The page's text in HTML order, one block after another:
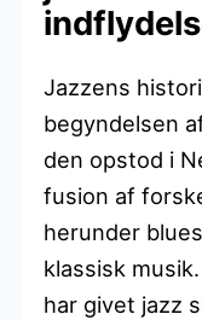
Jazzens
begyndelsen
den opstod i
fusion af
herunder
klassisk
har givet jazz